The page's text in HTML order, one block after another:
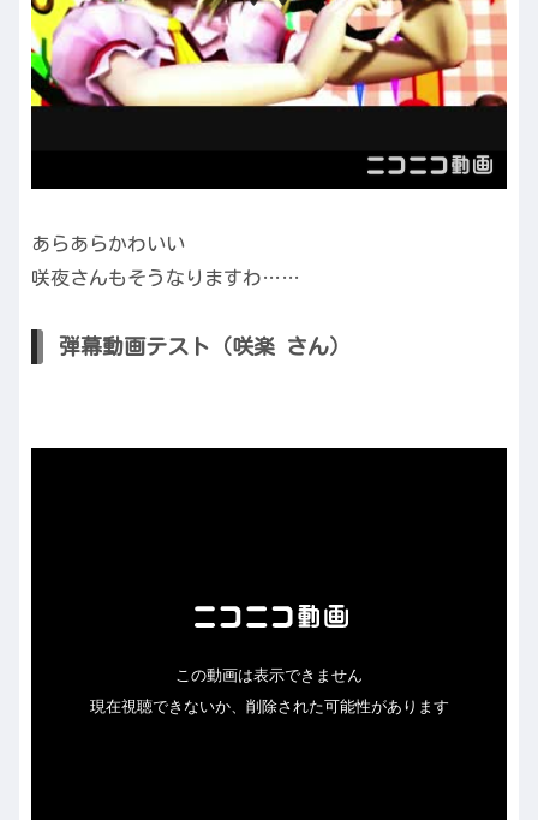
あらあらかわいい
咲夜さんもそうなりますわ……
弾幕動画テスト（咲楽 さん）